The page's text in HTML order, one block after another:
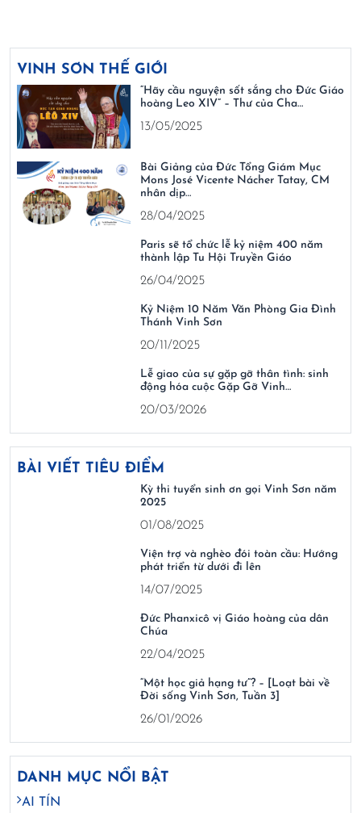
VINH SƠN THẾ GIỚI
“Hãy cầu nguyện sốt sắng cho Đức Giáo
hoàng Leo XIV” – Thư của Cha…
13/05/2025
Bài Giảng của Đức Tổng Giám Mục
Mons José Vicente Nácher Tatay, CM
nhân dịp…
28/04/2025
Paris sẽ tổ chức lễ kỷ niệm 400 năm
thành lập Tu Hội Truyền Giáo
26/04/2025
Kỷ Niệm 10 Năm Văn Phòng Gia Đình
Thánh Vinh Sơn
20/11/2025
Lễ giao của sự gặp gỡ thân tình: sinh
động hóa cuộc Gặp Gỡ Vinh…
20/03/2026
BÀI VIẾT TIÊU ĐIỂM
Kỳ thi tuyển sinh ơn gọi Vinh Sơn năm
2025
01/08/2025
Viện trợ và nghèo đói toàn cầu: Hướng
phát triển từ dưới đi lên
14/07/2025
Đức Phanxicô vị Giáo hoàng của dân
Chúa
22/04/2025
“Một học giả hạng tư”? – [Loạt bài về
Đời sống Vinh Sơn, Tuần 3]
26/01/2026
DANH MỤC NỔI BẬT
AI TÍN